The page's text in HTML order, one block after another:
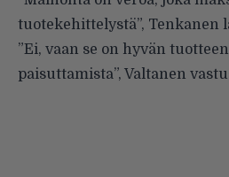
tuotekehittelystä”, Tenkanen
”Ei, vaan se on hyvän
paisuttamista”, Valtanen